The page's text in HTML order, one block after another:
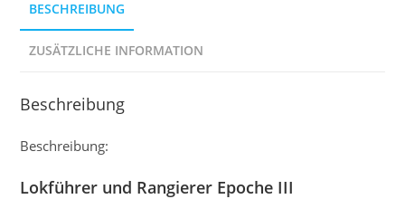
BESCHREIBUNG
ZUSÄTZLICHE INFORMATION
Beschreibung
Beschreibung:
Lokführer und Rangierer Epoche III